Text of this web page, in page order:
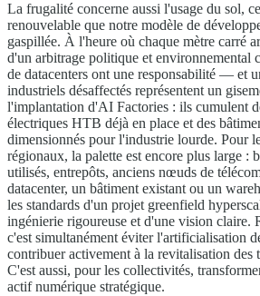
La frugalité concerne aussi l'usage du sol,
renouvelable que notre modèle de
gaspillée. À l'heure où chaque mètre carré
d'un arbitrage politique et environnemental
de datacenters ont une responsabilité — et
industriels désaffectés représentent un
l'implantation d'AI Factories : ils cumulent
électriques HTB déjà en place et des
dimensionnés pour l'industrie lourde. Pour
régionaux, la palette est encore plus large :
utilisés, entrepôts, anciens nœuds de
datacenter, un bâtiment existant ou un
les standards d'un projet greenfield
ingénierie rigoureuse et d'une vision claire.
c'est simultanément éviter l'artificialisation
contribuer activement à la revitalisation des
C'est aussi, pour les collectivités,
actif numérique stratégique.